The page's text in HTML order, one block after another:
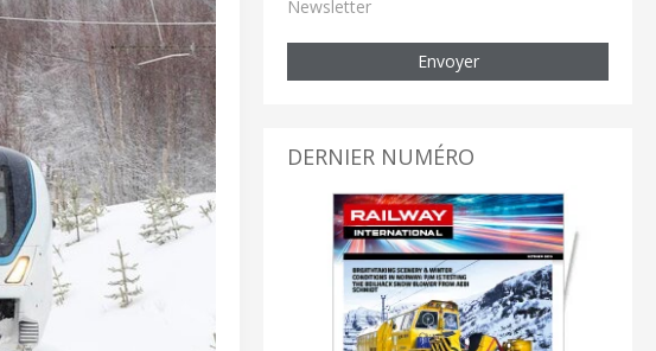
Newsletter
Envoyer
DERNIER NUMÉRO